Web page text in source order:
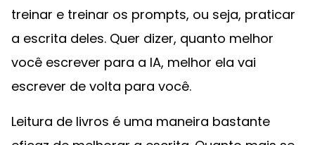
treinar e treinar os prompts, ou seja, praticar
a escrita deles. Quer dizer, quanto melhor
você escrever para a IA, melhor ela vai
escrever de volta para você.
Leitura de livros é uma maneira bastante